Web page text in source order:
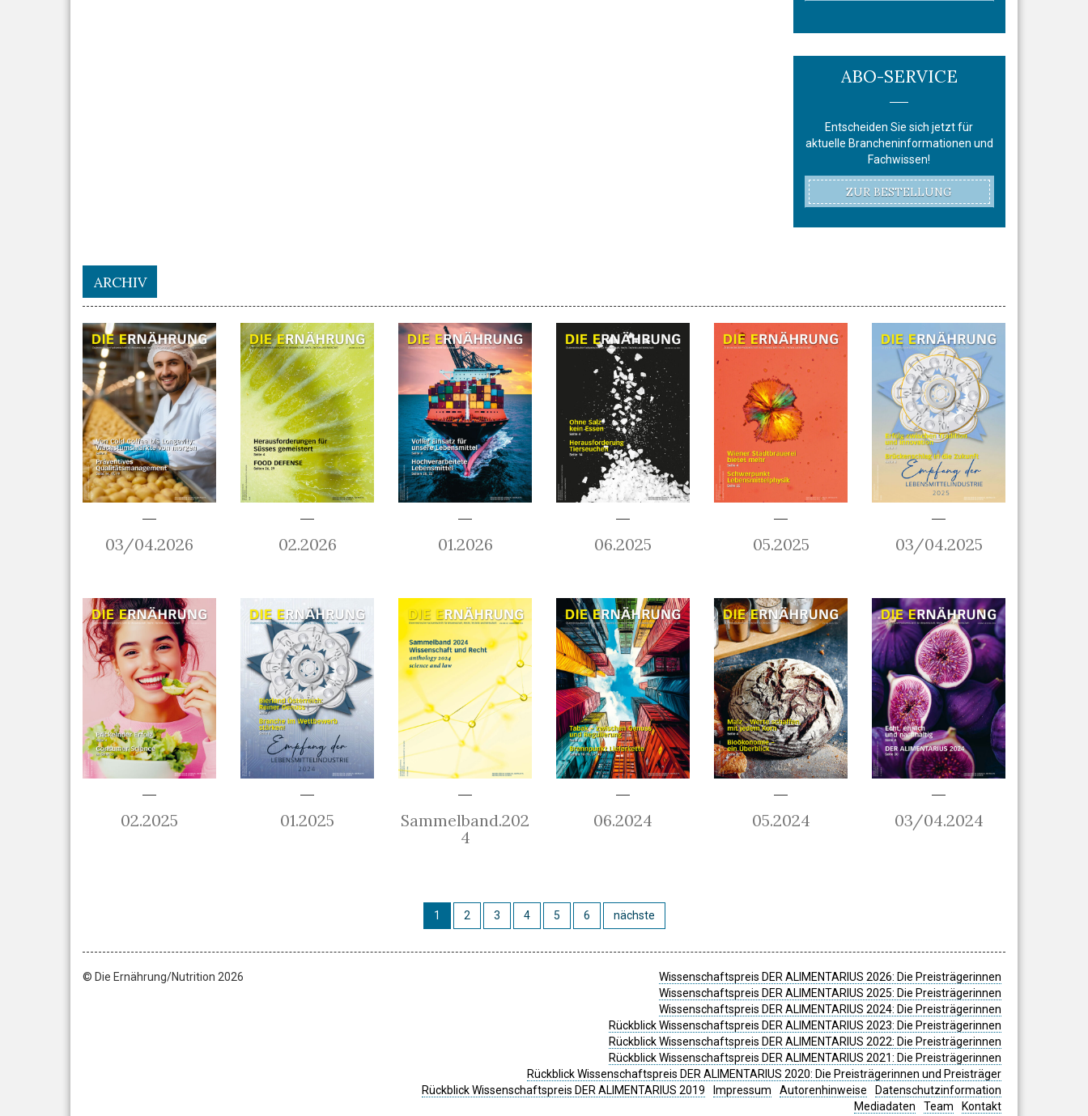
ABO-SERVICE
Entscheiden Sie sich jetzt für
aktuelle Brancheninformationen und
Fachwissen!
ZUR BESTELLUNG
ARCHIV
03/04.2026 02.2026 01.2026 06.2025 05.2025 03/04.2025
02.2025 01.2025
Sammelband.202
4
06.2024 05.2024 03/04.2024
1 2 3 4 5 6 nächste
© Die Ernährung/Nutrition 2026
Wissenschaftspreis DER ALIMENTARIUS 2026: Die Preisträgerinnen
Wissenschaftspreis DER ALIMENTARIUS 2025: Die Preisträgerinnen
Wissenschaftspreis DER ALIMENTARIUS 2024: Die Preisträgerinnen
Rückblick Wissenschaftspreis DER ALIMENTARIUS 2023: Die Preisträgerinnen
Rückblick Wissenschaftspreis DER ALIMENTARIUS 2022: Die Preisträgerinnen
Rückblick Wissenschaftspreis DER ALIMENTARIUS 2021: Die Preisträgerinnen
Rückblick Wissenschaftspreis DER ALIMENTARIUS 2020: Die Preisträgerinnen und Preisträger
Rückblick Wissenschaftspreis DER ALIMENTARIUS 2019
Impressum Autorenhinweise
Datenschutzinformation
Mediadaten
Team Kontakt